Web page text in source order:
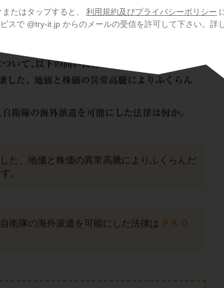
たはタップすると、 利用規約及びプライバシーポリシー
スで @try-it.jp からのメールの受信を許可して下さい。詳
た、地価と株価の異常高騰によりふくらんだ
。
衛隊の海外派遣を可能にした法律は ＰＫＯ